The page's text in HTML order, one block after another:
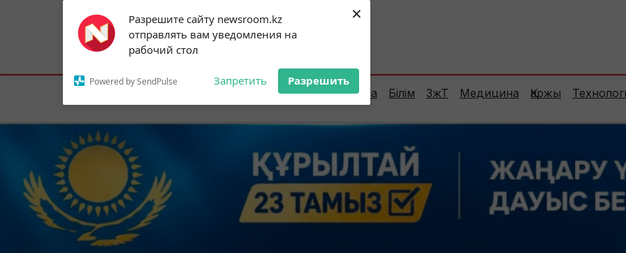
Разрешите сайту newsroom.kz
отправлять вам уведомления на
рабочий стол
Powered by SendPulse Запретить Разрешить
×
Subscribe to our
notifications!
To enable permission prompts, click on
the notification icon
Астана:19°C Алматы:23°C Шымкент:
Елорда Сараптама Білім ЗжТ Медицина Қаржы